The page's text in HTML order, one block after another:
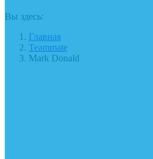
Вы здесь:
Главная
Teammate
Mark Donald